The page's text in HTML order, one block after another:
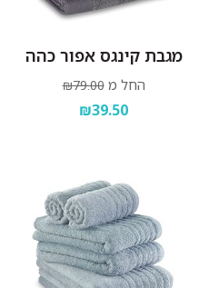
מגבת קינגס אפור כהה
החל מ ₪79.00
₪39.50